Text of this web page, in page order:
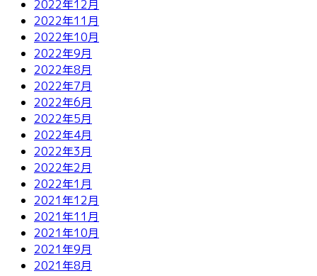
2022年12月
2022年11月
2022年10月
2022年9月
2022年8月
2022年7月
2022年6月
2022年5月
2022年4月
2022年3月
2022年2月
2022年1月
2021年12月
2021年11月
2021年10月
2021年9月
2021年8月